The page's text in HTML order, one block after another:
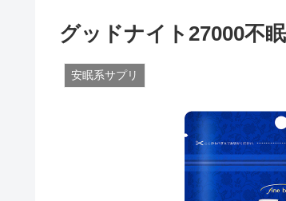
グッドナイト27000不
安眠系サプリ